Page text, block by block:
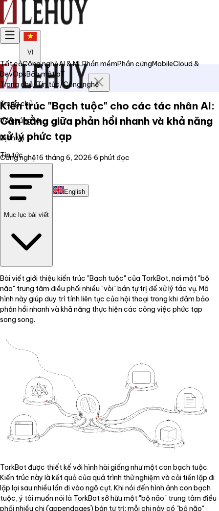
VI
Trang chủ
Về chúng tôi
Dịch vụ
Tin tức
Liên hệ
Tiếng Việt English
Tất cảCông nghệAI & MLPhần mềmPhần cứngMobileCloud &
DevOpsBảo mậtIoT
Trang chủ/Tin tức/Công nghệ
Kiến trúc "Bạch tuộc" cho các tác nhân AI:
Cân bằng giữa phản hồi nhanh và khả năng
xử lý phức tạp
Công nghệ16 tháng 6, 2026·6 phút đọc
Mục lục bài viết
Bài viết giới thiệu kiến trúc "Bạch tuộc" của TorkBot, nơi một "bộ
não" trung tâm điều phối nhiều "vòi" bán tự trị để xử lý tác vụ. Mô
hình này giúp duy trì tính liên tục của hội thoại trong khi đảm bảo
phản hồi nhanh và khả năng thực hiện các công việc phức tạp
song song.
TorkBot được thiết kế với hình hài giống như một con bạch tuộc.
Kiến trúc này là kết quả của quá trình thử nghiệm và cải tiến lặp đi
lặp lại sau nhiều lần đi vào ngõ cụt. Khi nói đến hình ảnh con bạch
tuộc, ý tôi muốn nói là TorkBot sở hữu một "bộ não" trung tâm điều
phối nhiều chi (appendages) bán tự trị; mỗi chi này có "bộ não"